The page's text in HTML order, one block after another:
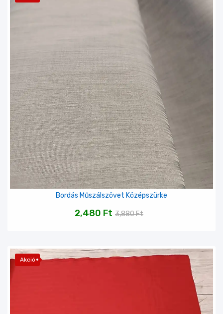
Bordás Műszálszövet Középszürke
3,880Ft
2,480 Ft
Akció